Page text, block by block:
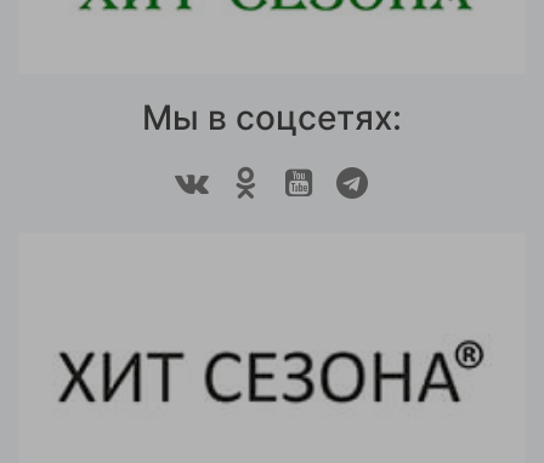
Мы в соцсетях: